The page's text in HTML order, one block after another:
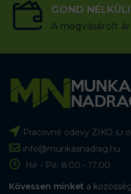
GOND
A megvásárolt
Pracovné odevy ZIKO
info@munkasnadrag.hu
Hé - Pé: 8:00 - 17:00
Kövessen minket a